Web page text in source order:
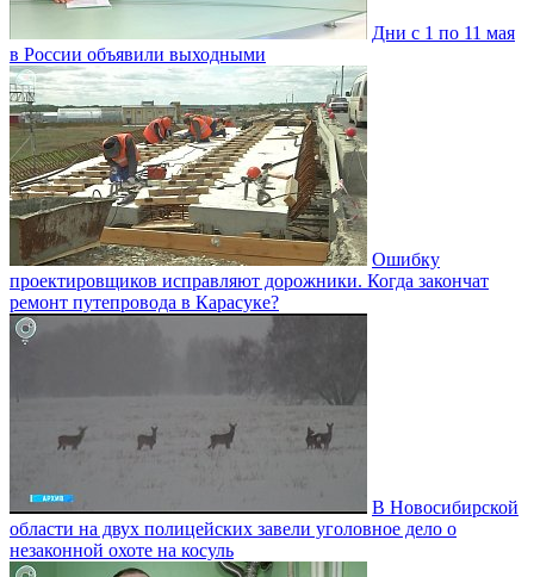
Дни с 1 по 11 мая
в России объявили выходными
Ошибку
проектировщиков исправляют дорожники. Когда закончат
ремонт путепровода в Карасуке?
В Новосибирской
области на двух полицейских завели уголовное дело о
незаконной охоте на косуль